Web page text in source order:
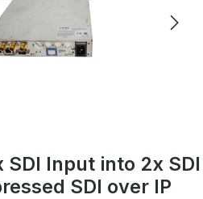
SDI Input into 2x SDI
SDI over IP